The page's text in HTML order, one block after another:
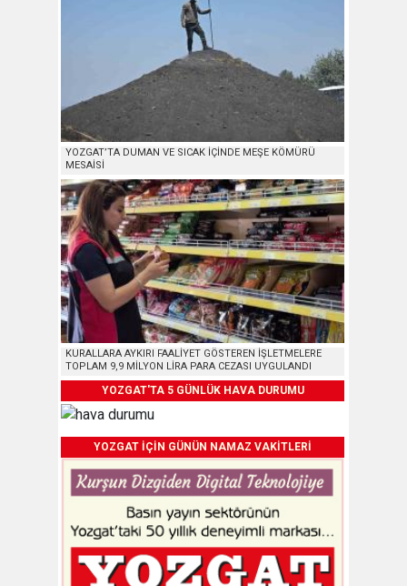
YOZGAT’TA DUMAN VE SICAK İÇİNDE MEŞE KÖMÜRÜ
MESAİSİ
KURALLARA AYKIRI FAALİYET GÖSTEREN İŞLETMELERE
TOPLAM 9,9 MİLYON LİRA PARA CEZASI UYGULANDI
YOZGAT'TA 5 GÜNLÜK HAVA DURUMU
YOZGAT İÇİN GÜNÜN NAMAZ VAKİTLERİ